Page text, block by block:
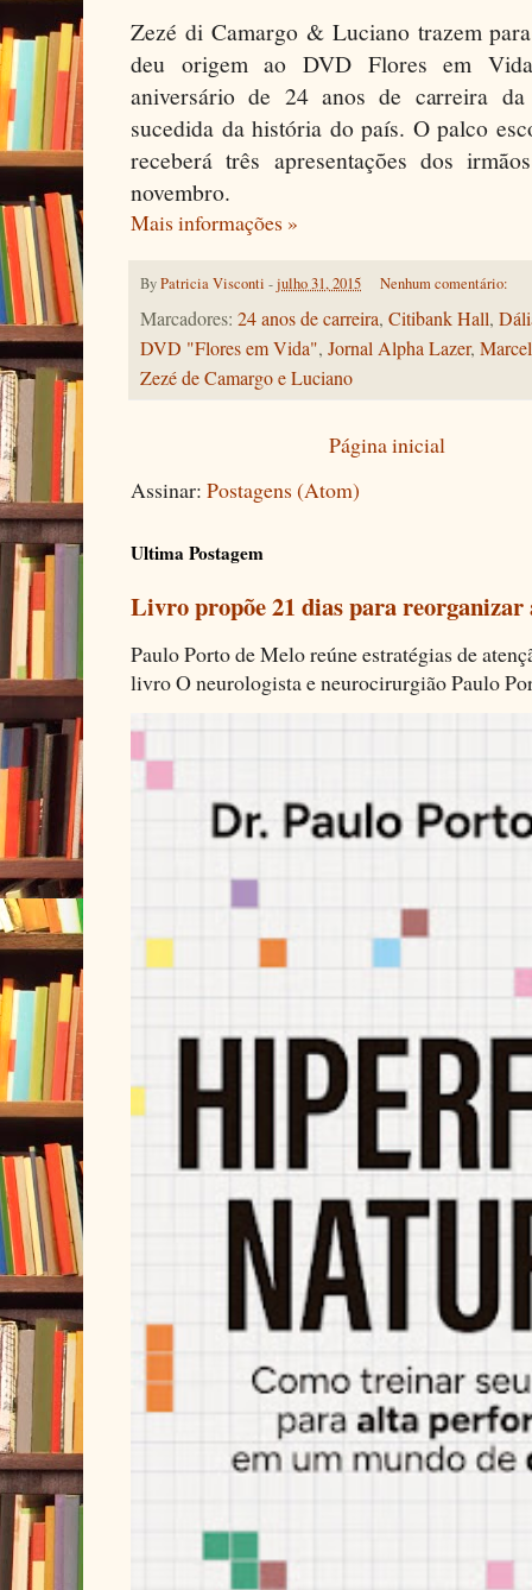
Zezé di Camargo & Luciano trazem
deu origem ao DVD Flores em
aniversário de 24 anos de carreira
sucedida da história do país. O palco
receberá três apresentações dos
novembro.
Mais informações »
ByPatricia Visconti -julho 31, 2015 Nenhum comentário:
Marcadores: 24 anos de carreira, Citibank Hall,
DVD "Flores em Vida", Jornal Alpha Lazer,
Zezé de Camargo e Luciano
Página inicial
Assinar: Postagens (Atom)
Ultima Postagem
Livro propõe 21 dias para
Paulo Porto de Melo reúne estratégias de
livro O neurologista e neurocirurgião Paulo